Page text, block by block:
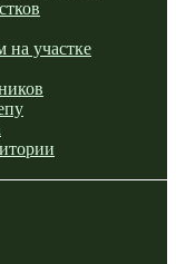
на участке